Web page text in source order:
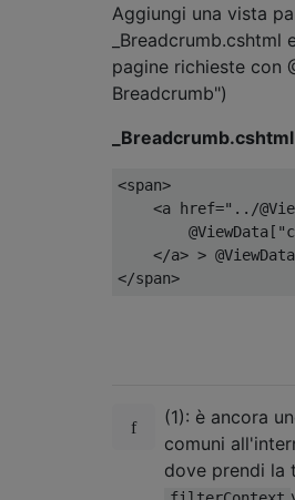
Aggiungi una vista
pagine richieste con
Breadcrumb")
_Breadcrumb.cshtml
<span>
<a href="../
@ViewData[
</a> > @ViewData
</span>
(1): è ancora
comuni
dove prendi la